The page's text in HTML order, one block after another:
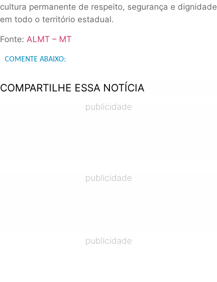
cultura permanente de respeito, segurança e dignidade
em todo o território estadual.
Fonte: ALMT – MT
COMENTE ABAIXO:
COMPARTILHE ESSA NOTÍCIA
publicidade
publicidade
publicidade